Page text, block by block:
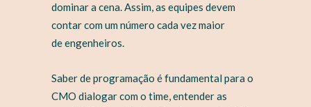
dominar a cena. Assim, as equipes devem
contar com um número cada vez maior
de engenheiros.
Saber de programação é fundamental para o
CMO dialogar com o time, entender as